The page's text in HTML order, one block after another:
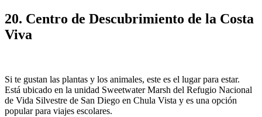
20. Centro de Descubrimiento de la Costa
Viva
Si te gustan las plantas y los animales, este es el lugar para estar.
Está ubicado en la unidad Sweetwater Marsh del Refugio Nacional
de Vida Silvestre de San Diego en Chula Vista y es una opción
popular para viajes escolares.